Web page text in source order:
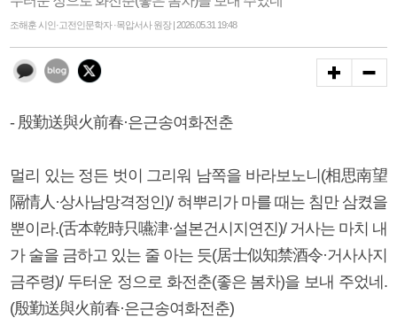
조해훈 시인·고전인문학자 ·목압서사 원장 | 2026.05.31 19:48
- 殷勤送與火前春·은근송여화전춘
멀리 있는 정든 벗이 그리워 남쪽을 바라보노니(相思南望
隔情人·상사남망격정인)/ 혀뿌리가 마를 때는 침만 삼켰을
뿐이라.(舌本乾時只嚥津·설본건시지연진)/ 거사는 마치 내
가 술을 금하고 있는 줄 아는 듯(居士似知禁酒令·거사사지
금주령)/ 두터운 정으로 화전춘(좋은 봄차)을 보내 주었네.
(殷勤送與火前春·은근송여화전춘)